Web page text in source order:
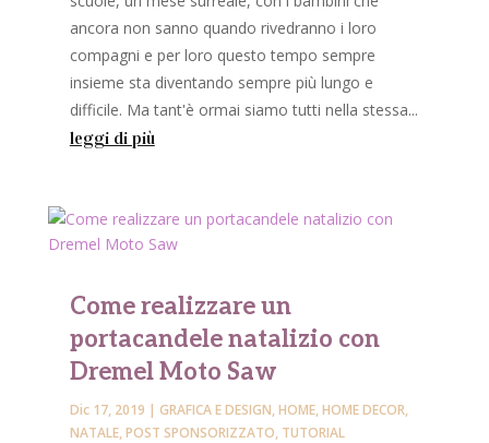
ancora non sanno quando rivedranno i loro
compagni e per loro questo tempo sempre
insieme sta diventando sempre più lungo e
difficile. Ma tant'è ormai siamo tutti nella stessa...
leggi di più
Come realizzare un
portacandele natalizio con
Dremel Moto Saw
Dic 17, 2019 | GRAFICA E DESIGN,HOME,HOME DECOR,
NATALE,POST SPONSORIZZATO, TUTORIAL